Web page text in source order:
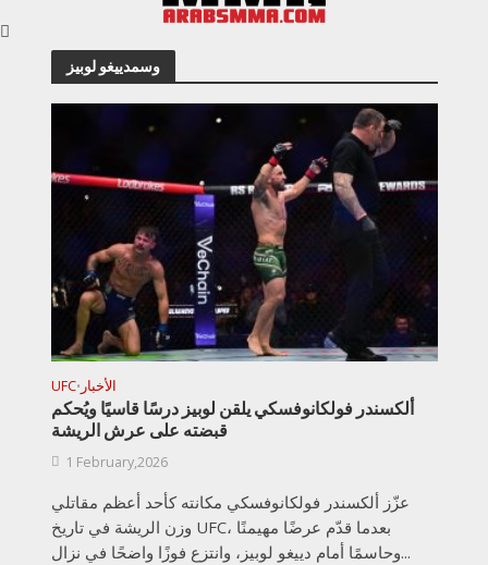
وسمدييغو لوبيز
UFC• الأخبار
ألكسندر فولكانوفسكي يلقن لوبيز درسًا قاسيًا ويُحكم
قبضته على عرش الريشة
1 February,2026
عزّز ألكسندر فولكانوفسكي مكانته كأحد أعظم مقاتلي
وزن الريشة في تاريخ UFC، بعدما قدّم عرضًا مهيمنًا
وحاسمًا أمام دييغو لوبيز، وانتزع فوزًا واضحًا في نزال...